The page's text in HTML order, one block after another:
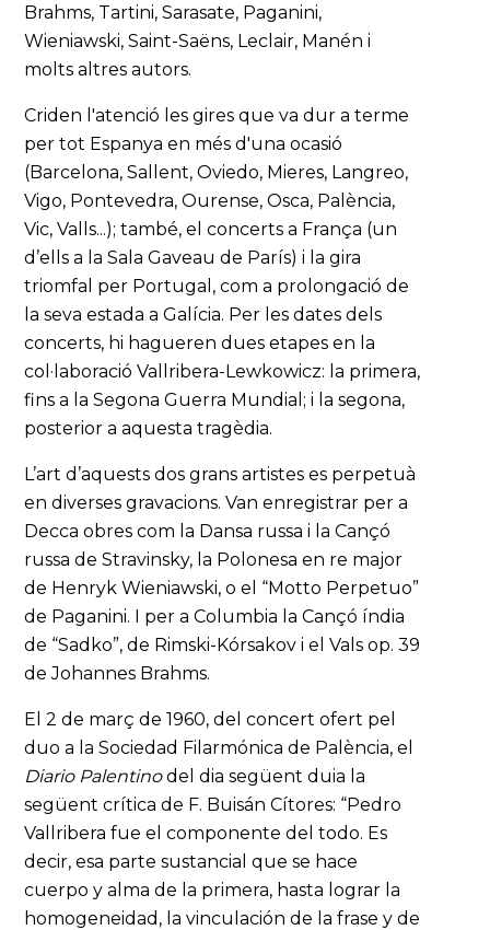
Brahms, Tartini, Sarasate, Paganini,
Wieniawski, Saint-Saëns, Leclair, Manén i
molts altres autors.
Criden l'atenció les gires que va dur a terme
per tot Espanya en més d'una ocasió
(Barcelona, Sallent, Oviedo, Mieres, Langreo,
Vigo, Pontevedra, Ourense, Osca, Palència,
Vic, Valls...); també, el concerts a França (un
d’ells a la Sala Gaveau de París) i la gira
triomfal per Portugal, com a prolongació de
la seva estada a Galícia. Per les dates dels
concerts, hi hagueren dues etapes en la
col·laboració Vallribera-Lewkowicz: la primera,
fins a la Segona Guerra Mundial; i la segona,
posterior a aquesta tragèdia.
L’art d’aquests dos grans artistes es perpetuà
en diverses gravacions. Van enregistrar per a
Decca obres com la Dansa russa i la Cançó
russa de Stravinsky, la Polonesa en re major
de Henryk Wieniawski, o el “Motto Perpetuo”
de Paganini. I per a Columbia la Cançó índia
de “Sadko”, de Rimski-Kórsakov i el Vals op. 39
de Johannes Brahms.
El 2 de març de 1960, del concert ofert pel
duo a la Sociedad Filarmónica de Palència, el
Diario Palentinodel dia següent duia la
següent crítica de F. Buisán Cítores: “Pedro
Vallribera fue el componente del todo. Es
decir, esa parte sustancial que se hace
cuerpo y alma de la primera, hasta lograr la
homogeneidad, la vinculación de la frase y de